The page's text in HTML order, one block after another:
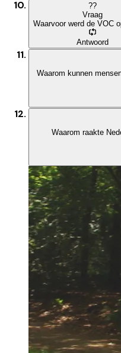
??
Vraag
Waarvoor werd de VOC
Antwoord
Waarom kunnen
Waarom raakte